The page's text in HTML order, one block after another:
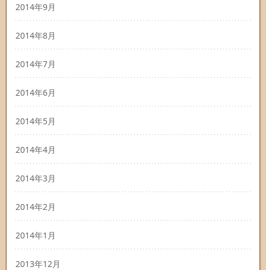
2014年9月
2014年8月
2014年7月
2014年6月
2014年5月
2014年4月
2014年3月
2014年2月
2014年1月
2013年12月